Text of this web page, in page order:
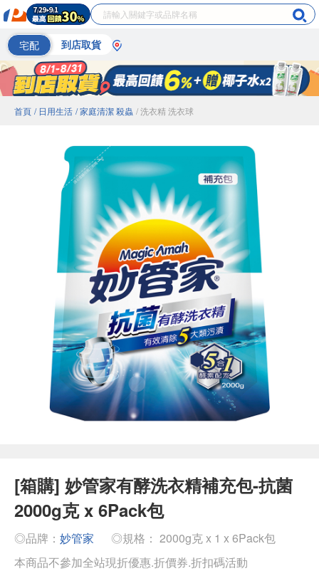
宅配 到店取貨
首頁 / 日用生活 / 家庭清潔 殺蟲 / 洗衣精 洗衣球
[箱購] 妙管家有酵洗衣精補充包-抗菌
2000g克 x 6Pack包
◎品牌： 妙管家
◎規格： 2000g克 x 1 x 6Pack包
本商品不參加全站現折優惠.折價券.折扣碼活動